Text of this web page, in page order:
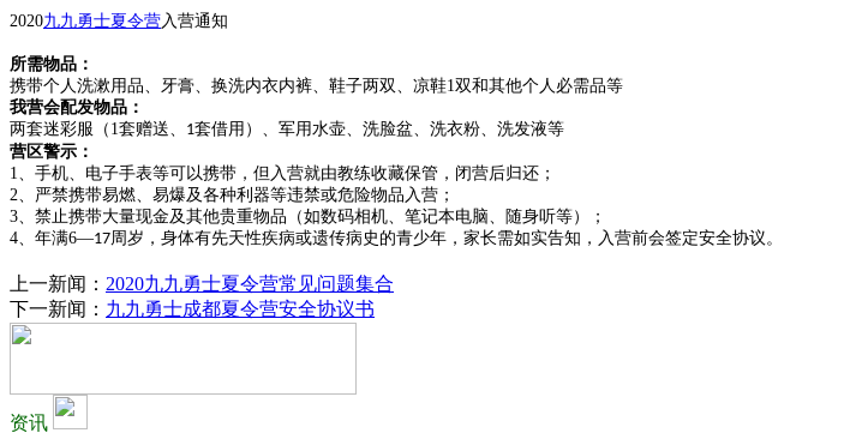
2020九九勇士夏令营 入营通知
所需物品：
携带个人洗漱用品、牙膏、换洗内衣内裤、鞋子两双、凉鞋1 双和其他个人必需品等
我营会配发物品：
两套迷彩服（ 1 套赠送、 1套借用）、军用水壶、洗脸盆、洗衣粉、洗发液等
营区警示：
1、 手机、电子手表等可以携带，但入营就由教练收藏保管，闭营后归还；
2、 严禁携带易燃、易爆及各种利器等违禁或危险物品入营；
3、 禁止携带大量现金及其他贵重物品（如数码相机、笔记本电脑、随身听等）；
4、 年满6—17周岁，身体有先天性疾病或遗传病史的青少年，家长需如实告知，入营前会签定安全协议。
上一新闻： 2020九九勇士夏令营常见问题集合
下一新闻： 九九勇士成都夏令营安全协议书
资讯